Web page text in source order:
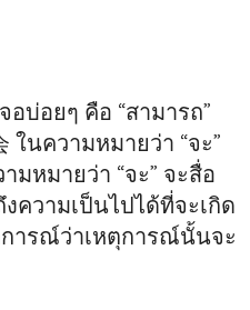
อบ่อยๆ คือ “สามารถ”
นความหมายว่า “จะ”
มหมายว่า “จะ” จะสื่อ
ความเป็นไปได้ที่จะเกิด
ารณ์ว่าเหตุการณ์นั้นจะ